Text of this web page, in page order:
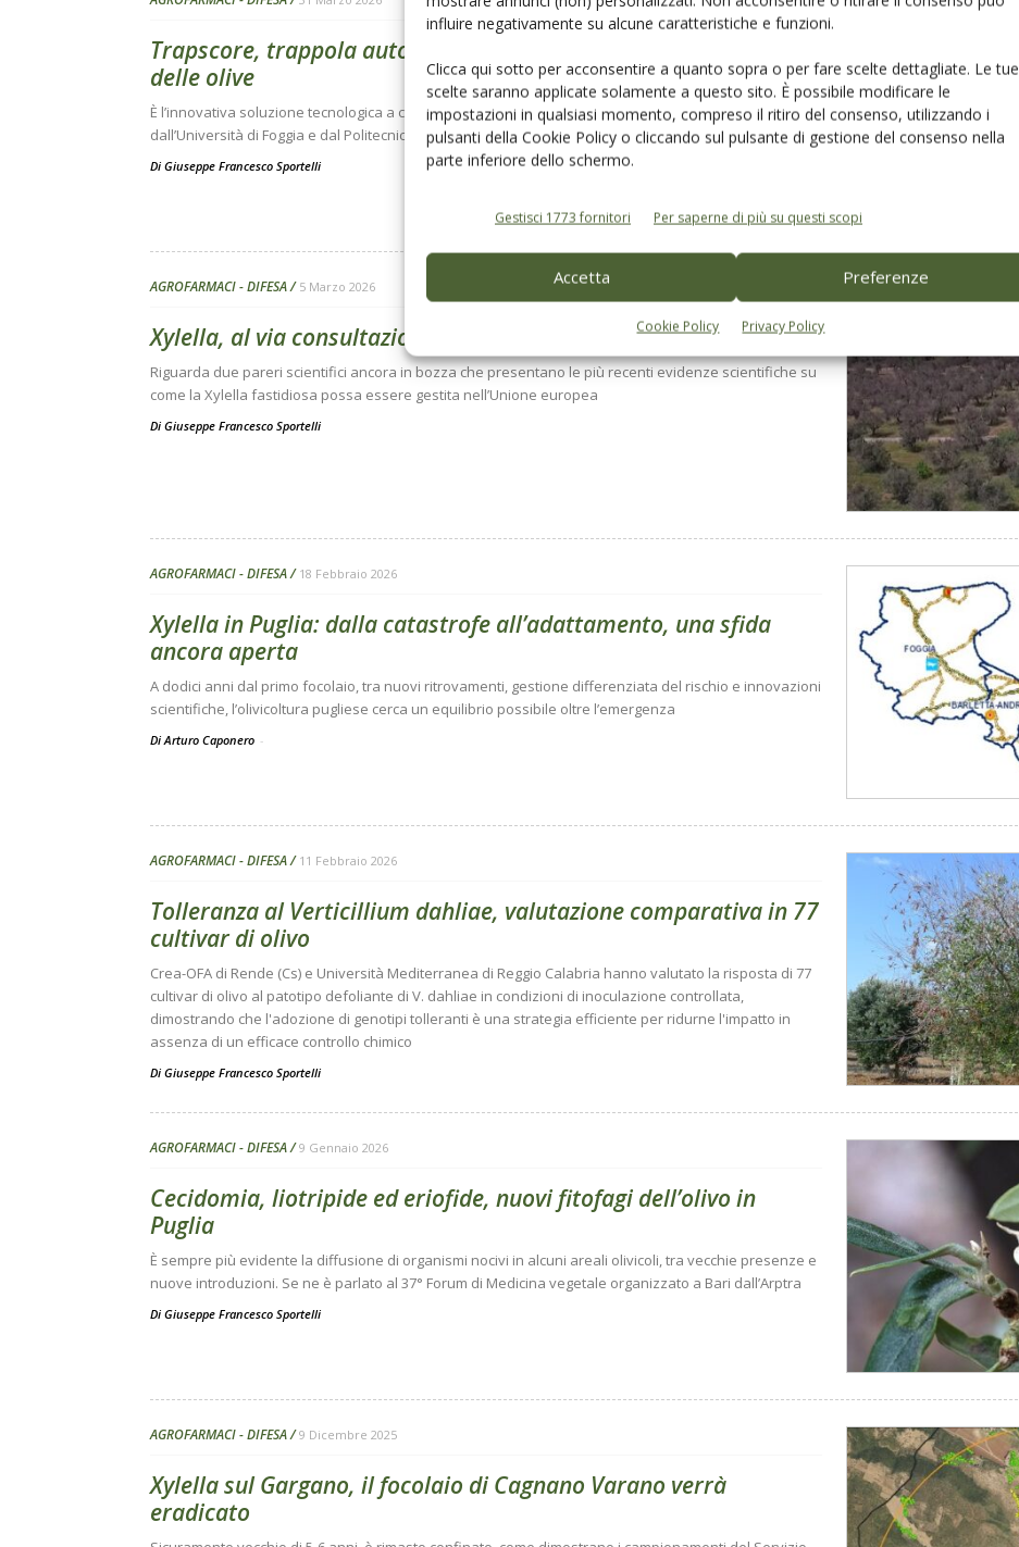
influire negativamente su alcune caratteristiche e funzioni.
Clicca qui sotto per acconsentire a quanto sopra o per fare scelte dettagliate. Le tue
scelte saranno applicate solamente a questo sito. È possibile modificare le
impostazioni in qualsiasi momento, compreso il ritiro del consenso, utilizzando i
pulsanti della Cookie Policy o cliccando sul pulsante di gestione del consenso nella
parte inferiore dello schermo.
Gestisci 1773 fornitori Per saperne di più su questi scopi
Accetta Preferenze
Cookie Policy Privacy Policy
Trapscore, trappola automatica per il monitoraggio della mosca
delle olive
È l’innovativa soluzione tecnologica a cui ha lavorato l’omonimo progetto pilota sviluppato in Puglia
dall’Università di Foggia e dal Politecnico di Bari in collaborazione con altri partner
Di Giuseppe Francesco Sportelli
AGROFARMACI - DIFESA 5 Marzo 2026
Xylella, al via consultazione pubblica di Efsa
Riguarda due pareri scientifici ancora in bozza che presentano le più recenti evidenze scientifiche su
come la Xylella fastidiosa possa essere gestita nell’Unione europea
Di Giuseppe Francesco Sportelli
AGROFARMACI - DIFESA 18 Febbraio 2026
Xylella in Puglia: dalla catastrofe all’adattamento, una sfida
ancora aperta
A dodici anni dal primo focolaio, tra nuovi ritrovamenti, gestione differenziata del rischio e innovazioni
scientifiche, l’olivicoltura pugliese cerca un equilibrio possibile oltre l’emergenza
Di Arturo Caponero -
AGROFARMACI - DIFESA 11 Febbraio 2026
Tolleranza al Verticillium dahliae, valutazione comparativa in 77
cultivar di olivo
Crea-OFA di Rende (Cs) e Università Mediterranea di Reggio Calabria hanno valutato la risposta di 77
cultivar di olivo al patotipo defoliante di V. dahliae in condizioni di inoculazione controllata,
dimostrando che l'adozione di genotipi tolleranti è una strategia efficiente per ridurne l'impatto in
assenza di un efficace controllo chimico
Di Giuseppe Francesco Sportelli
AGROFARMACI - DIFESA 9 Gennaio 2026
Cecidomia, liotripide ed eriofide, nuovi fitofagi dell’olivo in
Puglia
È sempre più evidente la diffusione di organismi nocivi in alcuni areali olivicoli, tra vecchie presenze e
nuove introduzioni. Se ne è parlato al 37° Forum di Medicina vegetale organizzato a Bari dall’Arptra
Di Giuseppe Francesco Sportelli
AGROFARMACI - DIFESA 9 Dicembre 2025
Xylella sul Gargano, il focolaio di Cagnano Varano verrà
eradicato